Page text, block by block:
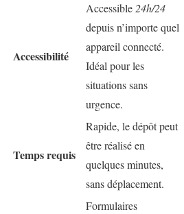
Accessibilité
Accessible24h/24
depuis n’importe quel
appareil connecté.
Idéal pour les
situations sans
urgence.
Temps requis
Rapide, le dépôt peut
être réalisé en
quelques minutes,
sans déplacement.
Formulaires